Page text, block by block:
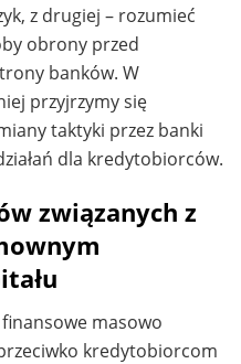
z drugiej – rozumieć
obrony przed
banków. W
przyjrzymy się
taktyki przez banki
dla kredytobiorców.
związanych z
masowo
kredytobiorcom